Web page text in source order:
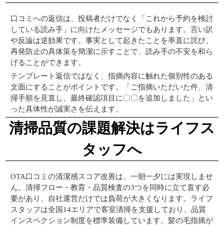
口コミへの返信は、投稿者だけでなく「これから予約を検討
している読み手」に向けたメッセージでもあります。言い訳
や反論は逆効果です。事実として起きたことを率直に詫び、
再発防止の具体策を簡潔に示すことで、読み手の不安を和ら
げることができます。
テンプレート返信ではなく、指摘内容に触れた個別性のある
文面にすることがポイントです。「ご指摘いただいた件、清
掃手順を見直し、最終確認項目に〇〇を追加しました」とい
った具体性が誠実さを伝えます。
清掃品質の課題解決はライフス
タッフへ
OTA口コミの清潔感スコア改善は、一朝一夕には実現しませ
ん。清掃フロー・教育・品質検査の3つを同時に立て直す必
要があり、自社運営だけでは負荷が大きくなります。ライフ
スタッフは全国14エリアで客室清掃を支援しており、品質
インスペクション制度を標準装備しています。髪の毛指摘が